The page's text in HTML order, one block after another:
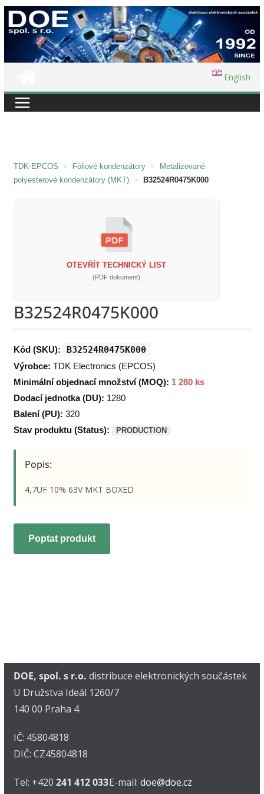
Přeskočit
na
English
TDK-EPCOS > Fóliové kondenzátory >
Metalizované
polyesterové kondenzátory (MKT) > B32524R0475K000
OTEVŘÍT TECHNICKÝ LIST
(PDF dokument)
B32524R0475K000
Kód (SKU): B32524R0475K000
Výrobce: TDK Electronics (EPCOS)
Minimální objednací množství (MOQ): 1 280 ks
Dodací jednotka (DU): 1280
Balení (PU): 320
Stav produktu (Status):
PRODUCTION
Popis:
4,7UF 10% 63V MKT BOXED
Poptat produkt
DOE, spol. s r.o. distribuce elektronických součástek
U Družstva Ideál 1260/7
140 00 Praha 4
IČ: 45804818
DIČ: CZ45804818
Tel: +420 241 412 033E-mail: doe@doe.cz